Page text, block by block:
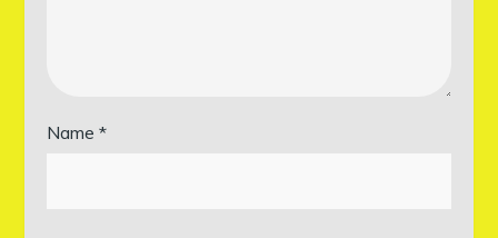
Name*